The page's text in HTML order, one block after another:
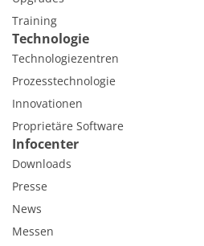
Training
Technologie
Technologiezentren
Prozesstechnologie
Innovationen
Proprietäre Software
Infocenter
Downloads
Presse
News
Messen